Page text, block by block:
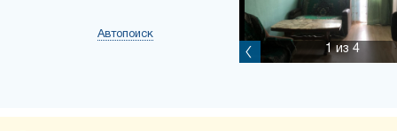
Автопоиск
1из 4